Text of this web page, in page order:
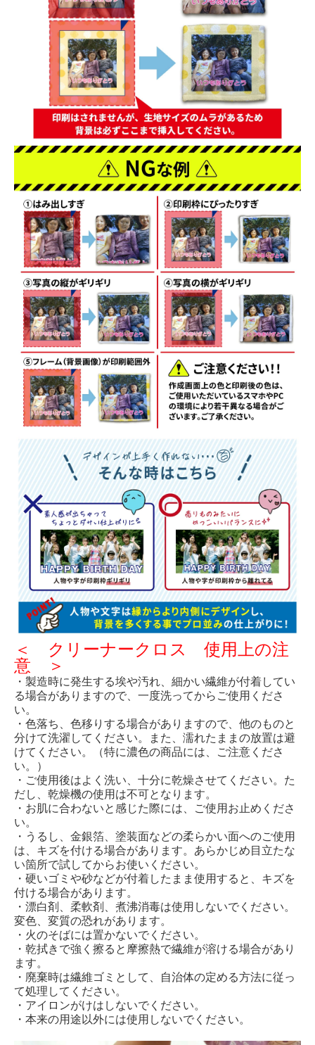
＜ クリーナークロス 使用上の注
意 ＞
・製造時に発生する埃や汚れ、細かい繊維が付着してい
る場合がありますので、一度洗ってからご使用くださ
い。
・色落ち、色移りする場合がありますので、他のものと
分けて洗濯してください。また、濡れたままの放置は避
けてください。（特に濃色の商品には、ご注意くださ
い。）
・ご使用後はよく洗い、十分に乾燥させてください。た
だし、乾燥機の使用は不可となります。
・お肌に合わないと感じた際には、ご使用お止めくださ
い。
・うるし、金銀箔、塗装面などの柔らかい面へのご使用
は、キズを付ける場合があります。あらかじめ目立たな
い箇所で試してからお使いください。
・硬いゴミや砂などが付着したまま使用すると、キズを
付ける場合があります。
・漂白剤、柔軟剤、煮沸消毒は使用しないでください。
変色、変質の恐れがあります。
・火のそばには置かないでください。
・乾拭きで強く擦ると摩擦熱で繊維が溶ける場合があり
ます。
・廃棄時は繊維ゴミとして、自治体の定める方法に従っ
て処理してください。
・アイロンがけはしないでください。
・本来の用途以外には使用しないでください。